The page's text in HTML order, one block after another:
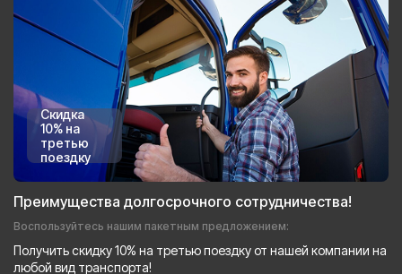
Скидка
10% на
третью
поездку
Преимущества долгосрочного сотрудничества!
Воспользуйтесь нашим пакетным предложением:
Получить скидку 10% на третью поездку от нашей компании на
любой вид транспорта!